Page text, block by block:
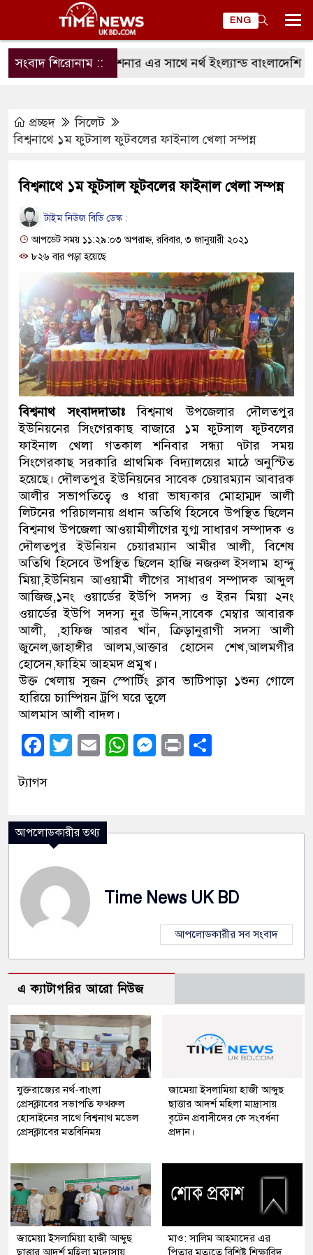
ENG
সংবাদ শিরোনাম ::
সহকারী হাইকমিশনার এর সাথে নর্থ ইংল্যান্ড বাংলাদেশি
প্রচ্ছদ
সিলেট
বিশ্বনাথে ১ম ফুটসাল ফুটবলের ফাইনাল খেলা সম্পন্ন
বিশ্বনাথে ১ম ফুটসাল ফুটবলের ফাইনাল খেলা সম্পন্ন
টাইম নিউজ বিডি ডেস্ক :
আপডেট সময় ১১:২৯:০৩ অপরাহ্ন, রবিবার, ৩ জানুয়ারী ২০২১
৮২৬ বার পড়া হয়েছে
বিশ্বনাথ সংবাদদাতাঃবিশ্বনাথ উপজেলার দৌলতপুর
ইউনিয়নের সিংগেরকাছ বাজারে ১ম ফুটসাল ফুটবলের
ফাইনাল খেলা গতকাল শনিবার সন্ধ্যা ৭টার সময়
সিংগেরকাছ সরকারি প্রাথমিক বিদ্যালয়ের মাঠে অনুস্টিত
হয়েছে। দৌলতপুর ইউনিয়নের সাবেক চেয়ারম্যান আবারক
আলীর সভাপতিত্বে ও ধারা ভাষ্যকার মোহাম্মদ আলী
লিটনের পরিচালনায় প্রধান অতিথি হিসেবে উপস্থিত ছিলেন
বিশ্বনাথ উপজেলা আওয়ামীলীগের যুগ্ম সাধারণ সম্পাদক ও
দৌলতপুর ইউনিয়ন চেয়ারম্যান আমীর আলী, বিশেষ
অতিথি হিসেবে উপস্থিত ছিলেন হাজি নজরুল ইসলাম হান্দু
মিয়া,ইউনিয়ন আওয়ামী লীগের সাধারণ সম্পাদক আব্দুল
আজিজ,১নং ওয়ার্ডের ইউপি সদস্য ও ইরন মিয়া ২নং
ওয়ার্ডের ইউপি সদস্য নুর উদ্দিন,সাবেক মেম্বার আবারক
আলী, ,হাফিজ আরব খাঁন, ক্রিড়ানুরাগী সদস্য আলী
জুনেল,জাহাঙ্গীর আলম,আক্তার হোসেন শেখ,আলমগীর
হোসেন,ফাহিম আহমদ প্রমুখ।
উক্ত খেলায় সুজন স্পোর্টিং ক্লাব ভাটিপাড়া ১শুন্য গোলে
হারিয়ে চ্যাম্পিয়ন ট্রপি ঘরে তুলে
আলমাস আলী বাদল।
Facebook
Twitter
EmailWhatsApp
Messenger
Print
ট্যাগস
আপলোডকারীর তথ্য
Time News UK BD
আপলোডকারীর সব সংবাদ
এ ক্যাটাগরির আরো নিউজ
যুক্তরাজ্যের নর্থ-বাংলা
প্রেসক্লাবের সভাপতি ফখরুল
হোসাইনের সাথে বিশ্বনাথ মডেল
প্রেসক্লাবের মতবিনিময়
জামেয়া ইসলামিয়া হাজী আব্দুছ
ছাত্তার আদর্শ মহিলা মাদ্রাসায়
বৃটেন প্রবাসীদের কে সংবর্ধনা
প্রদান।
জামেয়া ইসলামিয়া হাজী আব্দুছ
ছাত্তার আদর্শ মহিলা মাদ্রাসায়
মাও: সালিম আহমাদের এর
পিতার মৃত্যুতে বিশিষ্ট শিক্ষাবিদ